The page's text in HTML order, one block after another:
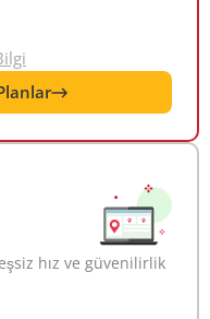
hız ve güvenilirlik